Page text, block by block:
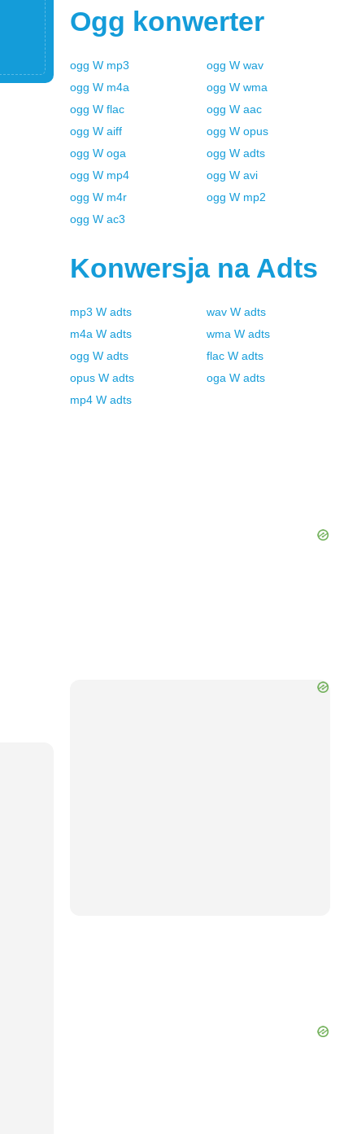
Ogg konwerter
ogg W mp3 ogg W wav
ogg W m4a ogg W wma
ogg W flac ogg W aac
ogg W aiff ogg W opus
ogg W oga ogg W adts
ogg W mp4 ogg W avi
ogg W m4r ogg W mp2
ogg W ac3
Konwersja na Adts
mp3 W adts wav W adts
m4a W adts wma W adts
ogg W adts flac W adts
opus W adts oga W adts
mp4 W adts